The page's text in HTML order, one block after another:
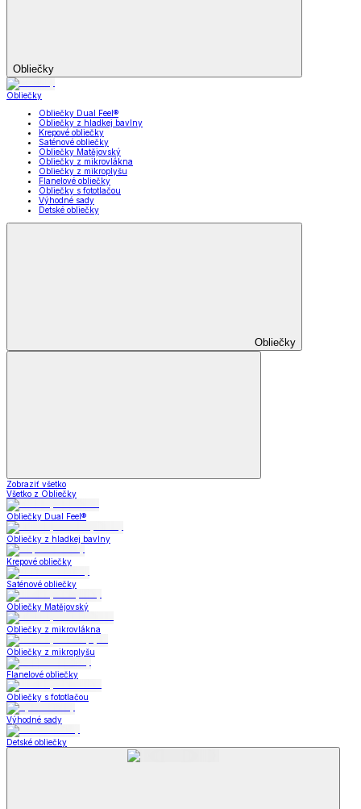
Obliečky
Obliečky
Obliečky Dual Feel®
Obliečky z hladkej bavlny
Krepové obliečky
Saténové obliečky
Obliečky Matějovský
Obliečky z mikrovlákna
Obliečky z mikroplyšu
Flanelové obliečky
Obliečky s fototlačou
Výhodné sady
Detské obliečky
Obliečky
Zobraziť všetko
Všetko z Obliečky
Obliečky Dual Feel®
Obliečky z hladkej bavlny
Krepové obliečky
Saténové obliečky
Obliečky Matějovský
Obliečky z mikrovlákna
Obliečky z mikroplyšu
Flanelové obliečky
Obliečky s fototlačou
Výhodné sady
Detské obliečky